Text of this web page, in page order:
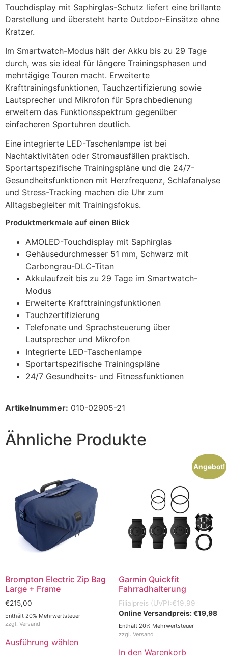
Touchdisplay mit Saphirglas-Schutz liefert eine brillante
Darstellung und übersteht harte Outdoor-Einsätze ohne
Kratzer.
Im Smartwatch-Modus hält der Akku bis zu 29 Tage
durch, was sie ideal für längere Trainingsphasen und
mehrtägige Touren macht. Erweiterte
Krafttrainingsfunktionen, Tauchzertifizierung sowie
Lautsprecher und Mikrofon für Sprachbedienung
erweitern das Funktionsspektrum gegenüber
einfacheren Sportuhren deutlich.
Eine integrierte LED-Taschenlampe ist bei
Nachtaktivitäten oder Stromausfällen praktisch.
Sportartspezifische Trainingspläne und die 24/7-
Gesundheitsfunktionen mit Herzfrequenz, Schlafanalyse
und Stress-Tracking machen die Uhr zum
Alltagsbegleiter mit Trainingsfokus.
Produktmerkmale auf einen Blick
AMOLED-Touchdisplay mit Saphirglas
Gehäusedurchmesser 51 mm, Schwarz mit
Carbongrau-DLC-Titan
Akkulaufzeit bis zu 29 Tage im Smartwatch-
Modus
Erweiterte Krafttrainingsfunktionen
Tauchzertifizierung
Telefonate und Sprachsteuerung über
Lautsprecher und Mikrofon
Integrierte LED-Taschenlampe
Sportartspezifische Trainingspläne
24/7 Gesundheits- und Fitnessfunktionen
Artikelnummer: 010-02905-21
Ähnliche Produkte
Brompton Electric Zip Bag
Large + Frame
€215,00
Enthält 20% Mehrwertsteuer
zzgl. Versand
Ausführung wählen
Angebot!
Garmin Quickfit
Fahrradhalterung
€19,99
€19,98
Enthält 20% Mehrwertsteuer
zzgl. Versand
In den Warenkorb